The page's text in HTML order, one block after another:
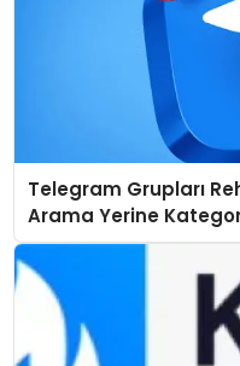
Telegram Grupları
Arama Yerine